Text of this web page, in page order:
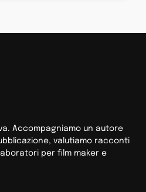
Accompagniamo un autore
valutiamo racconti
per film maker e